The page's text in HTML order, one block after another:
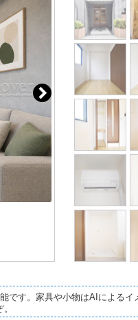
です。家具や小物はAIによる